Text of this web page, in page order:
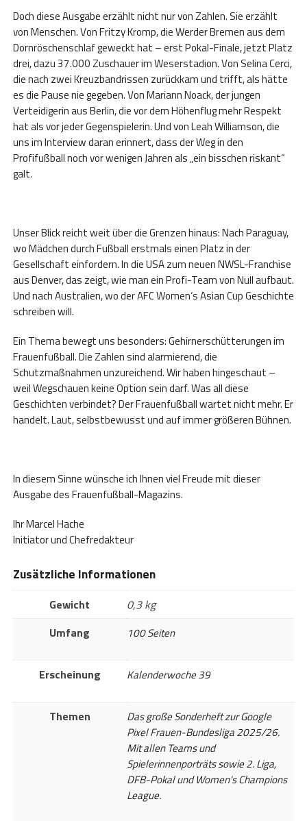
Doch diese Ausgabe erzählt nicht nur von Zahlen. Sie erzählt
von Menschen. Von Fritzy Kromp, die Werder Bremen aus dem
Dornröschenschlaf geweckt hat – erst Pokal-Finale, jetzt Platz
drei, dazu 37.000 Zuschauer im Weserstadion. Von Selina Cerci,
die nach zwei Kreuzbandrissen zurückkam und trifft, als hätte
es die Pause nie gegeben. Von Mariann Noack, der jungen
Verteidigerin aus Berlin, die vor dem Höhenflug mehr Respekt
hat als vor jeder Gegenspielerin. Und von Leah Williamson, die
uns im Interview daran erinnert, dass der Weg in den
Profifußball noch vor wenigen Jahren als „ein bisschen riskant“
galt.
Unser Blick reicht weit über die Grenzen hinaus: Nach Paraguay,
wo Mädchen durch Fußball erstmals einen Platz in der
Gesellschaft einfordern. In die USA zum neuen NWSL-Franchise
aus Denver, das zeigt, wie man ein Profi-Team von Null aufbaut.
Und nach Australien, wo der AFC Women‘s Asian Cup Geschichte
schreiben will.
Ein Thema bewegt uns besonders: Gehirnerschütterungen im
Frauenfußball. Die Zahlen sind alarmierend, die
Schutzmaßnahmen unzureichend. Wir haben hingeschaut –
weil Wegschauen keine Option sein darf. Was all diese
Geschichten verbindet? Der Frauenfußball wartet nicht mehr. Er
handelt. Laut, selbstbewusst und auf immer größeren Bühnen.
In diesem Sinne wünsche ich Ihnen viel Freude mit dieser
Ausgabe des Frauenfußball-Magazins.
Ihr Marcel Hache
Initiator und Chefredakteur
Zusätzliche Informationen
Gewicht
0,3 kg
Umfang
100 Seiten
Erscheinung Kalenderwoche 39
Themen
Das große Sonderheft zur Google
Pixel Frauen-Bundesliga 2025/26.
Mit allen Teams und
Spielerinnenporträts sowie 2. Liga,
DFB-Pokal und Women's Champions
League.